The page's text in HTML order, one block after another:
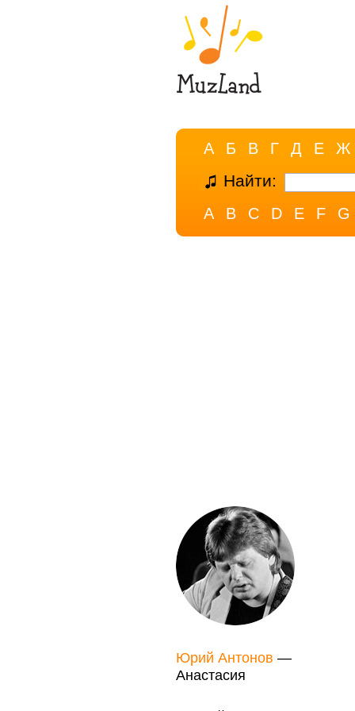
А Б В Г Д Е Ж
Найти:
A B C D E F G
Юрий Антонов —
Анастасия